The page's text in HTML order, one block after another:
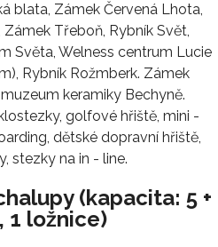
blata, Zámek Červená Lhota,
Třeboň, Rybník Svět,
Světa, Welness centrum Lucie
Rybník Rožmberk. Zámek
keramiky Bechyně.
golfové hřiště, mini -
dětské dopravní hřiště,
stezky na in - line.
(kapacita: 5 +
1 ložnice)